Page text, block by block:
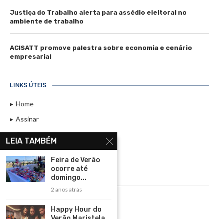
Justiça do Trabalho alerta para assédio eleitoral no
ambiente de trabalho
ACISATT promove palestra sobre economia e cenário
empresarial
LINKS ÚTEIS
Home
Assinar
Contato
Política de Privacidade
Rádio Maristela - Ao Vivo
ASSINE
LEIA TAMBÉM
Feira de Verão
ocorre até
domingo...
2 anos atrás
Happy Hour do